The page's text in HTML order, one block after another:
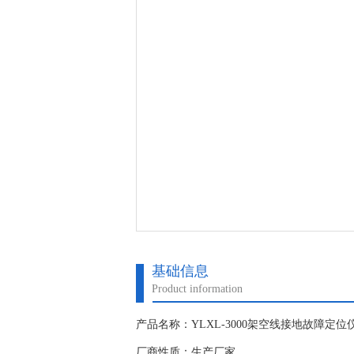
基础信息
Product information
产品名称：YLXL-3000架空线接地故障定位